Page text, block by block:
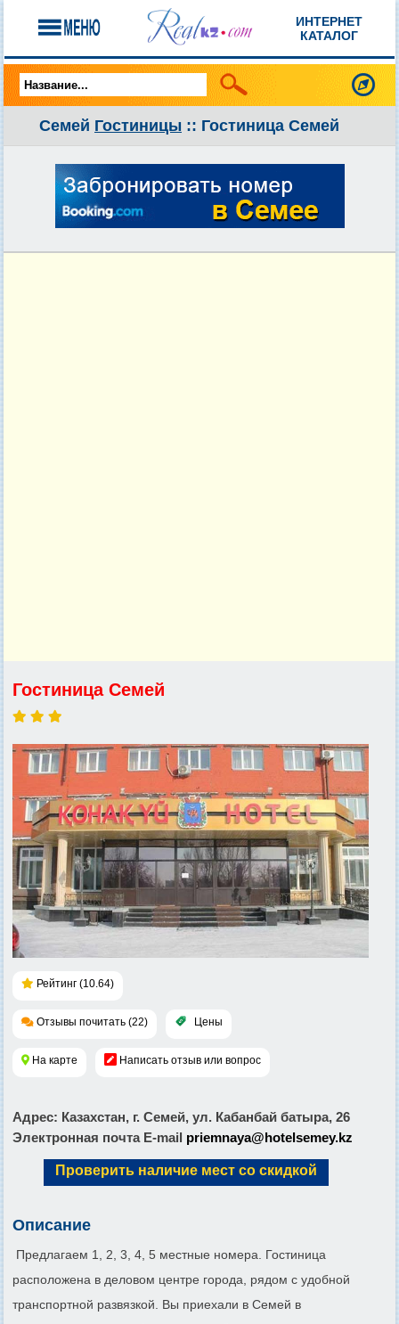
ИНТЕРНЕТ
КАТАЛОГ
Семей Гостиницы :: Гостиница Семей
Гостиница Семей
Рейтинг (10.64)
Отзывы почитать (22) Цены
На карте Написать отзыв или вопрос
Адрес: Казахстан, г. Семей, ул. Кабанбай батыра, 26
Электронная почта E-mail priemnaya@hotelsemey.kz
Проверить наличие мест со скидкой
Описание
Предлагаем 1, 2, 3, 4, 5 местные номера. Гостиница
расположена в деловом центре города, рядом с удобной
транспортной развязкой. Вы приехали в Семей в